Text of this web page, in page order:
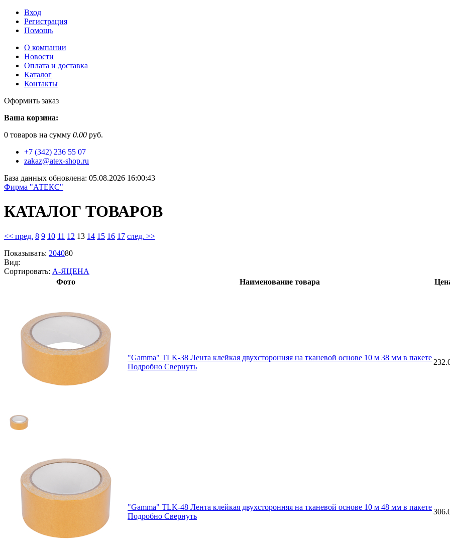
Вход
Регистрация
Помощь
О компании
Новости
Оплата и доставка
Каталог
Контакты
Оформить заказ
Ваша корзина:
0 товаров на сумму 0.00 руб.
+7 (342) 236 55 07
zakaz@atex-shop.ru
База данных обновлена: 05.08.2026 16:00:43
Фирма "АТЕКС"
КАТАЛОГ ТОВАРОВ
<< пред. 8 9 10 11 12 13 14 15 16 17 след. >>
Показывать: 204080
Вид:
Сортировать: А-ЯЦЕНА
Фото
Наименование товара
"Gamma" TLK-38 Лента клейкая двухсторонняя на тканевой основе 10 м 38 мм в пакете
Подробно Свернуть
"Gamma" TLK-48 Лента клейкая двухсторонняя на тканевой основе 10 м 48 мм в пакете
Подробно Свернуть